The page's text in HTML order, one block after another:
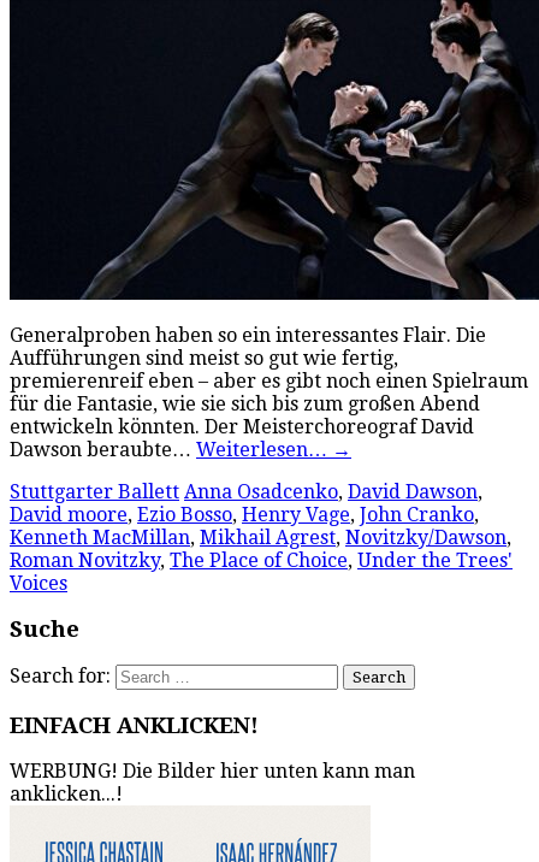
Generalproben haben so ein interessantes Flair. Die
Aufführungen sind meist so gut wie fertig,
premierenreif eben – aber es gibt noch einen Spielraum
für die Fantasie, wie sie sich bis zum großen Abend
entwickeln könnten. Der Meisterchoreograf David
Dawson beraubte… Weiterlesen… →
Stuttgarter Ballett Anna Osadcenko, David Dawson,
David moore, Ezio Bosso, Henry Vage, John Cranko,
Kenneth MacMillan, Mikhail Agrest, Novitzky/Dawson,
Roman Novitzky, The Place of Choice, Under the Trees'
Voices
Suche
Search for:
EINFACH ANKLICKEN!
WERBUNG! Die Bilder hier unten kann man
anklicken...!